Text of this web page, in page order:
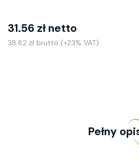
31.56 zł netto
38.82 zł brutto (+23% VAT)
Pełny